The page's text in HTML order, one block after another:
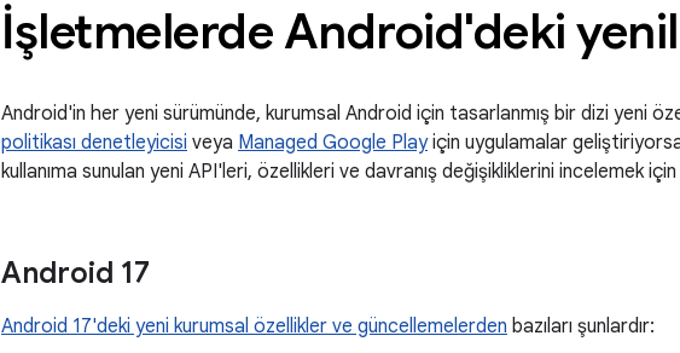
İşletmelerde Android'deki
Android'in her yeni sürümünde, kurumsal Android için tasarlanmış bir dizi yeni
politikası denetleyicisi veya Managed Google Playiçin uygulamalar
kullanıma sunulan yeni API'leri, özellikleri ve davranış değişikliklerini incelemek
Android 17
Android 17'deki yeni kurumsal özellikler ve güncellemelerden bazıları şunlardır: